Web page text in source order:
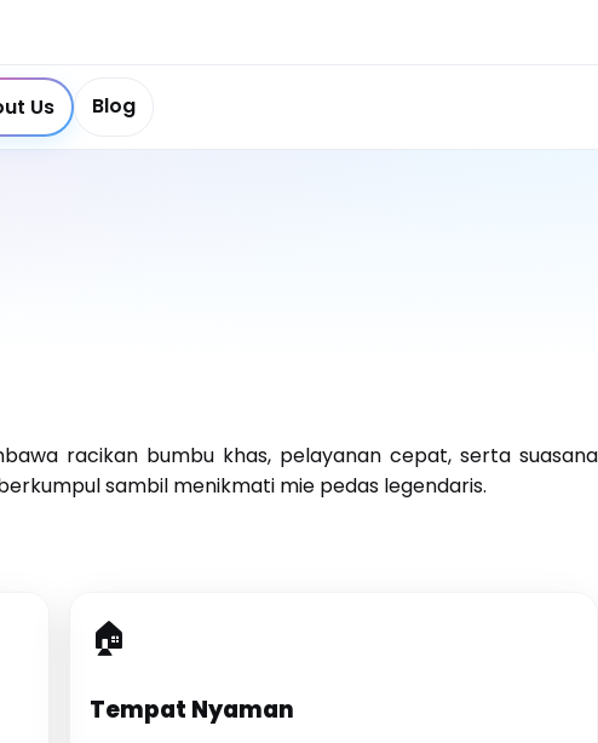
Us Blog
racikan bumbu khas, pelayanan cepat, serta suasana
sambil menikmati mie pedas legendaris.
🏠
Tempat Nyaman